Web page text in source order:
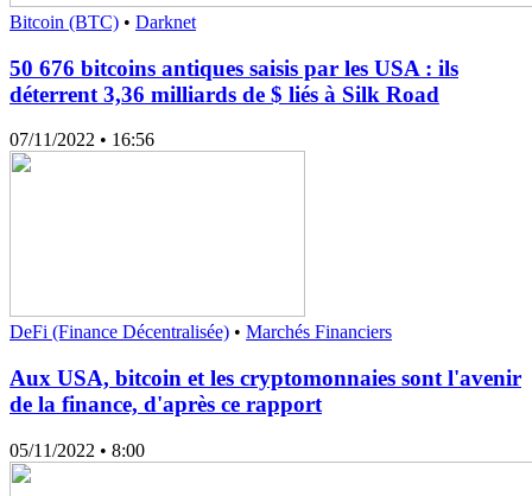
Bitcoin (BTC) • Darknet
50 676 bitcoins antiques saisis par les USA : ils
déterrent 3,36 milliards de $ liés à Silk Road
07/11/2022 • 16:56
DeFi (Finance Décentralisée) • Marchés Financiers
Aux USA, bitcoin et les cryptomonnaies sont l'avenir
de la finance, d'après ce rapport
05/11/2022 • 8:00